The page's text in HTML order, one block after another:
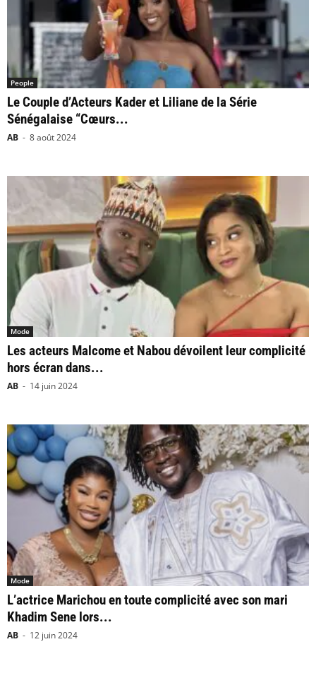
People
Le Couple d’Acteurs Kader et Liliane de la Série
Sénégalaise “Cœurs...
AB - 8 août 2024
Mode
Les acteurs Malcome et Nabou dévoilent leur complicité
hors écran dans...
AB - 14 juin 2024
Mode
L’actrice Marichou en toute complicité avec son mari
Khadim Sene lors...
AB - 12 juin 2024